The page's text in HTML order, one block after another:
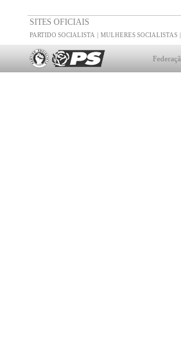
SITES OFICIAIS
PARTIDO SOCIALISTA | MULHERES SOCIALISTAS |